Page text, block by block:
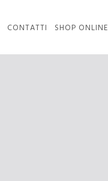
CONTATTI SHOP ONLINE